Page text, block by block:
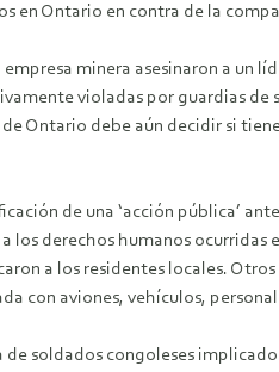
en Ontario en contra de la
minera asesinaron a un
violadas por guardias
Ontario debe aún decidir si
de una ‘acción pública’
derechos humanos
a los residentes locales.
con aviones, vehículos,
soldados congoleses